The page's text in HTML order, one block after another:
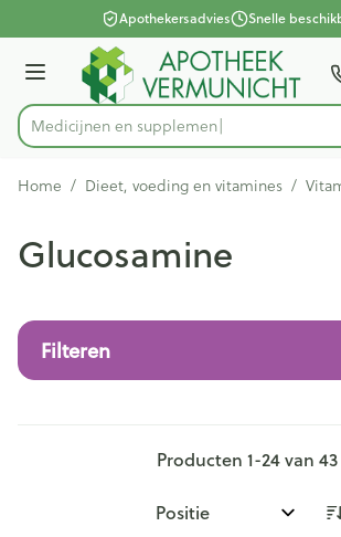
Ga naar de inhoudApothekersadvies Snelle
Menu
Product, merk, categorie...
Med
Home / Dieet, voeding en vitamines /
Glucosamine
Filteren
Producten 1-24van 43
Sorteer op: